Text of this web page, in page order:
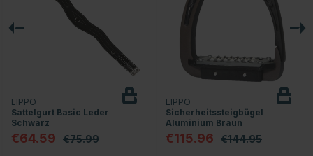
LIPPO
Sattelgurt Basic Leder
Schwarz
€64.59 €75.99
LIPPO
Sicherheitssteigbügel
Aluminium Braun
€115.96 €144.95